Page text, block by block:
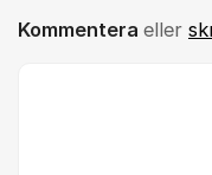
Kommentera eller